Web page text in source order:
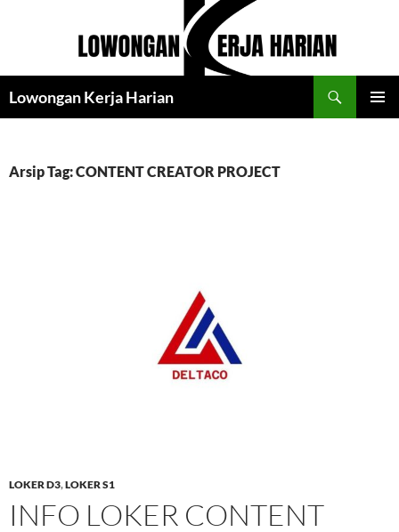
Lowongan Kerja Harian
Arsip Tag: CONTENT CREATOR PROJECT
LOKER D3,LOKER S1
INFO LOKER CONTENT